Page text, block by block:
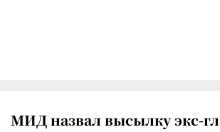
МИД назвал высылку экс-